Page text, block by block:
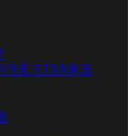
STANICE